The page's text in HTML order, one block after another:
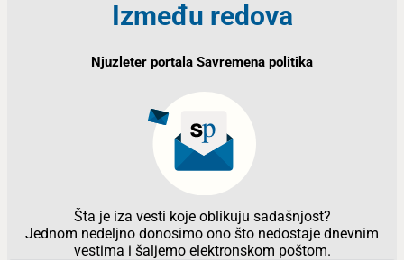
Između redova
Njuzleter portala Savremena politika
Šta je iza vesti koje oblikuju sadašnjost?
Jednom nedeljno donosimo ono što nedostaje dnevnim
vestima i šaljemo elektronskom poštom.